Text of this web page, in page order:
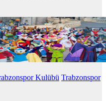
Kulübü Trabzonspor